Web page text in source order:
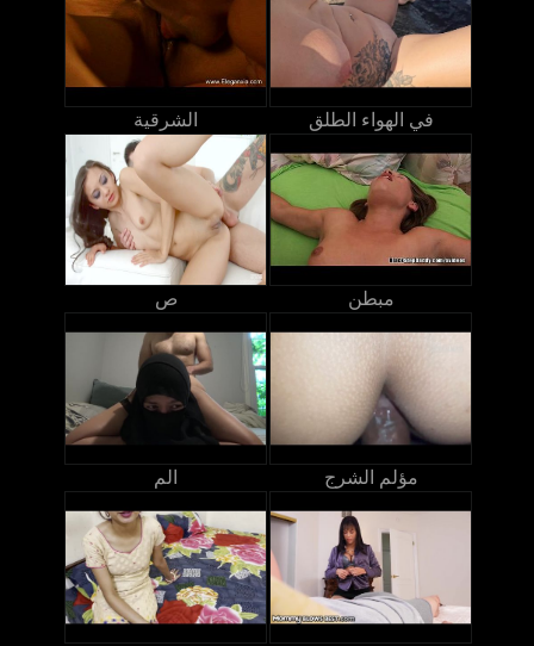
الشرقية في الهواء الطلق
ص مبطن
الم مؤلم الشرج